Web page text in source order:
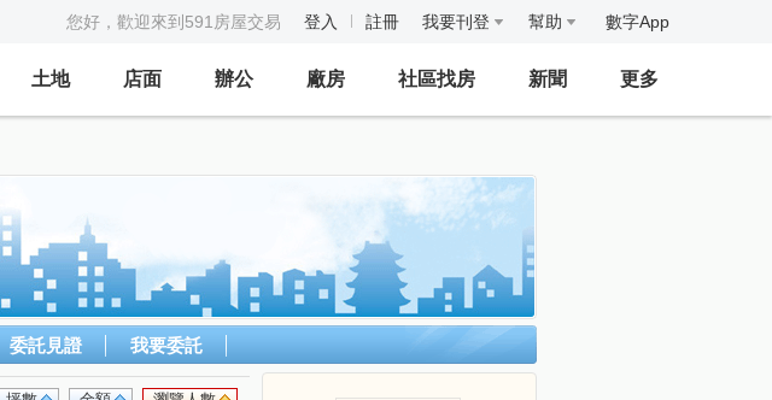
您好，歡迎來到591房屋交易 登入 註冊 我要刊登 幫助 數字App
土地 店面 辦公 廠房 社區找房 新聞 更多
委託見證 我要委託